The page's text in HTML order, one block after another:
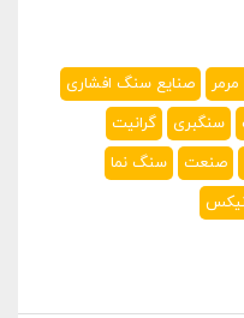
صنایع سنگ افشاری
سنگبری
گرانیت
صنعت
سنگ نما